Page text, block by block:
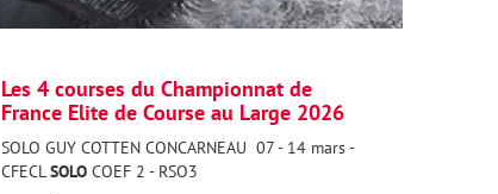
Les 4 courses du Championnat de
France Elite de Course au Large 2026
SOLO GUY COTTEN CONCARNEAU 07 - 14 mars -
CFECLSOLOCOEF 2 - RSO3